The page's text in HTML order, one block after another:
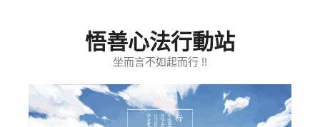
悟善心法行動站
坐而言不如起而行 !!